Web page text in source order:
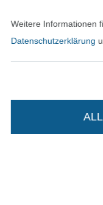
Weitere Informationen
Datenschutzerklärung